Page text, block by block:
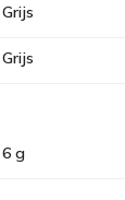
Grijs
Grijs
6 g